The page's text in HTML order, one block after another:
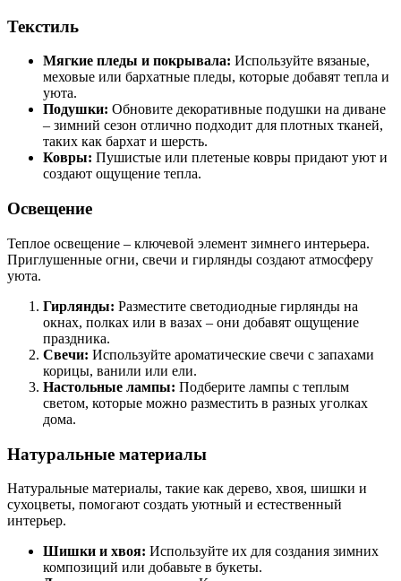
Текстиль
Мягкие пледы и покрывала: Используйте вязаные,
меховые или бархатные пледы, которые добавят тепла и
уюта.
Подушки: Обновите декоративные подушки на диване
– зимний сезон отлично подходит для плотных тканей,
таких как бархат и шерсть.
Ковры: Пушистые или плетеные ковры придают уют и
создают ощущение тепла.
Освещение
Теплое освещение – ключевой элемент зимнего интерьера.
Приглушенные огни, свечи и гирлянды создают атмосферу
уюта.
Гирлянды: Разместите светодиодные гирлянды на
окнах, полках или в вазах – они добавят ощущение
праздника.
Свечи: Используйте ароматические свечи с запахами
корицы, ванили или ели.
Настольные лампы: Подберите лампы с теплым
светом, которые можно разместить в разных уголках
дома.
Натуральные материалы
Натуральные материалы, такие как дерево, хвоя, шишки и
сухоцветы, помогают создать уютный и естественный
интерьер.
Шишки и хвоя: Используйте их для создания зимних
композиций или добавьте в букеты.